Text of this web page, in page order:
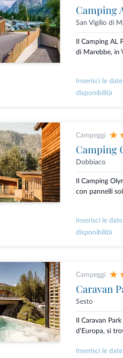
Camping
San Vigilio di
Il Camping AL
di Marebbe, in
Inserisci le
disponibilità
Campeggi
Camping
Dobbiaco
Il Camping
con pannelli
Inserisci le
disponibilità
Campeggi
Caravan
Sesto
Il Caravan
d'Europa, si
Inserisci le